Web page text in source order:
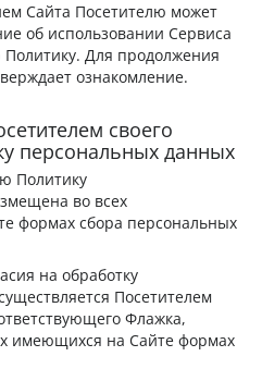
Сайта Посетителю может
об использовании Сервиса
Для продолжения
ознакомление.
своего
персональных данных
Политику
во всех
формах сбора персональных
на обработку
Посетителем
Флажка,
имеющихся на Сайте формах